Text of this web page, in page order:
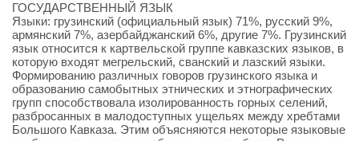
ГОСУДАРСТВЕННЫЙ ЯЗЫК
Языки: грузинский (официальный язык) 71%, русский 9%,
армянский 7%, азербайджанский 6%, другие 7%. Грузинский
язык относится к картвельской группе кавказских языков, в
которую входят мегрельский, сванский и лазский языки.
Формированию различных говоров грузинского языка и
образованию самобытных этнических и этнографических
групп способствовала изолированность горных селений,
разбросанных в малодоступных ущельях между хребтами
Большого Кавказа. Этим объясняются некоторые языковые